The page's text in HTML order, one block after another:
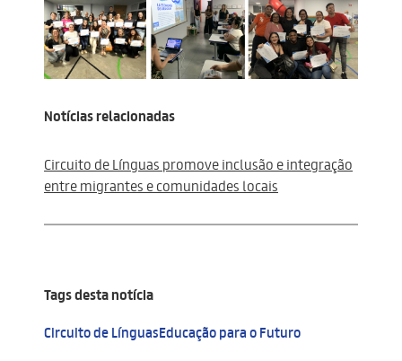
Notícias relacionadas
Circuito de Línguas promove inclusão e integração
entre migrantes e comunidades locais
Tags desta notícia
Circuito de LínguasEducação para o Futuro